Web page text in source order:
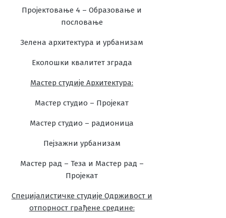
Пројектовање 4 – Образовање и
пословање
Зелена архитектура и урбанизам
Еколошки квалитет зграда
Мастер студије Архитектура:
Мастер студио – Пројекат
Мастер студио – радионица
Пејзажни урбанизам
Мастер рад – Теза и Мастер рад –
Пројекат
Специјалистичке студије Одрживост и
отпорност грађене средине: